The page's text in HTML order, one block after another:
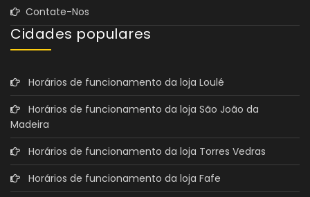
Contate-Nos
Cidades populares
Horários de funcionamento da loja Loulé
Horários de funcionamento da loja São João da
Madeira
Horários de funcionamento da loja Torres Vedras
Horários de funcionamento da loja Fafe